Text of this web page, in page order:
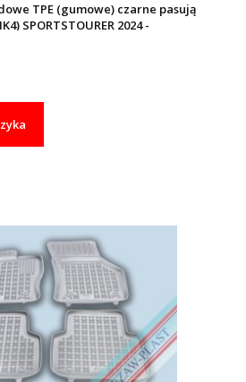
TPE (gumowe) czarne pasują
SPORTSTOURER 2024 -